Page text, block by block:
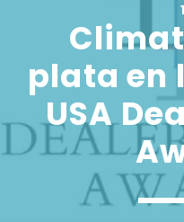
plata en
USA